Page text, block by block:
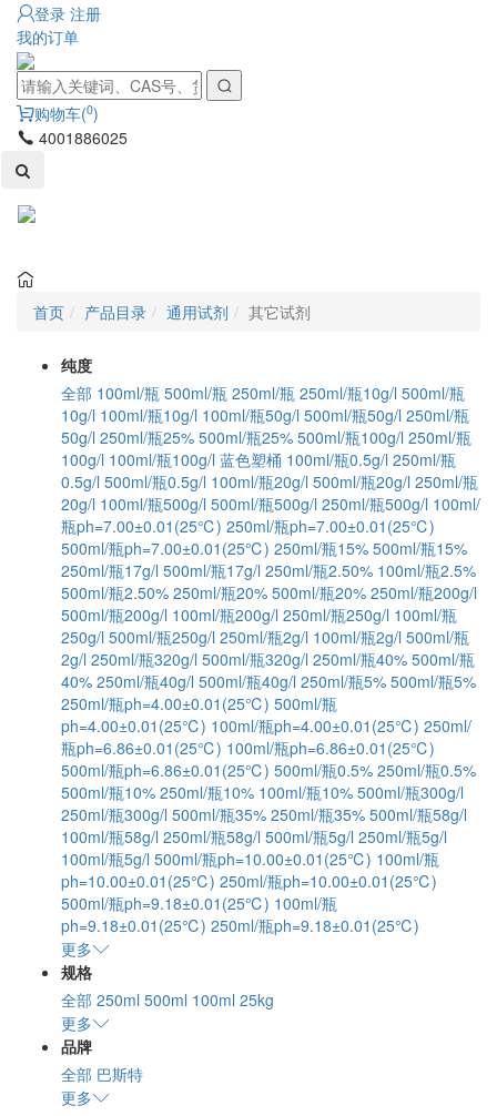
登录 注册
我的订单
购物车(0)
4001886025
首页 产品目录 通用试剂 其它试剂
纯度
全部 100ml/瓶 500ml/瓶 250ml/瓶 250ml/瓶10g/l 500ml/瓶
10g/l 100ml/瓶10g/l 100ml/瓶50g/l 500ml/瓶50g/l 250ml/瓶
50g/l 250ml/瓶25% 500ml/瓶25% 500ml/瓶100g/l 250ml/瓶
100g/l 100ml/瓶100g/l 蓝色塑桶 100ml/瓶0.5g/l 250ml/瓶
0.5g/l 500ml/瓶0.5g/l 100ml/瓶20g/l 500ml/瓶20g/l 250ml/瓶
20g/l 100ml/瓶500g/l 500ml/瓶500g/l 250ml/瓶500g/l 100ml/
瓶ph=7.00±0.01(25℃) 250ml/瓶ph=7.00±0.01(25℃)
500ml/瓶ph=7.00±0.01(25℃) 250ml/瓶15% 500ml/瓶15%
250ml/瓶17g/l 500ml/瓶17g/l 250ml/瓶2.50% 100ml/瓶2.5%
500ml/瓶2.50% 250ml/瓶20% 500ml/瓶20% 250ml/瓶200g/l
500ml/瓶200g/l 100ml/瓶200g/l 250ml/瓶250g/l 100ml/瓶
250g/l 500ml/瓶250g/l 250ml/瓶2g/l 100ml/瓶2g/l 500ml/瓶
2g/l 250ml/瓶320g/l 500ml/瓶320g/l 250ml/瓶40% 500ml/瓶
40% 250ml/瓶40g/l 500ml/瓶40g/l 250ml/瓶5% 500ml/瓶5%
250ml/瓶ph=4.00±0.01(25℃) 500ml/瓶
ph=4.00±0.01(25℃) 100ml/瓶ph=4.00±0.01(25℃) 250ml/
瓶ph=6.86±0.01(25℃) 100ml/瓶ph=6.86±0.01(25℃)
500ml/瓶ph=6.86±0.01(25℃) 500ml/瓶0.5% 250ml/瓶0.5%
500ml/瓶10% 250ml/瓶10% 100ml/瓶10% 500ml/瓶300g/l
250ml/瓶300g/l 500ml/瓶35% 250ml/瓶35% 500ml/瓶58g/l
100ml/瓶58g/l 250ml/瓶58g/l 500ml/瓶5g/l 250ml/瓶5g/l
100ml/瓶5g/l 500ml/瓶ph=10.00±0.01(25℃) 100ml/瓶
ph=10.00±0.01(25℃) 250ml/瓶ph=10.00±0.01(25℃)
500ml/瓶ph=9.18±0.01(25℃) 100ml/瓶
ph=9.18±0.01(25℃) 250ml/瓶ph=9.18±0.01(25℃)
更多
规格
全部 250ml 500ml 100ml 25kg
更多
品牌
全部 巴斯特
更多